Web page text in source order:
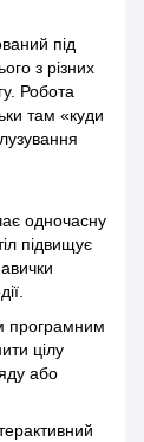
під
з різних
Робота
там «куди
одночасну
підвищує
програмним
цілу
або